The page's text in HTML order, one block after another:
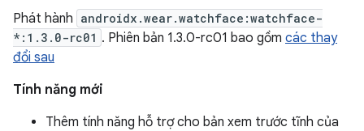
Phát hành androidx.wear.watchface:watchface-
*:1.3.0-rc01 . Phiên bản 1.3.0-rc01 bao gồm các thay
đổi sau
Tính năng mới
Thêm tính năng hỗ trợ cho bản xem trước tĩnh của